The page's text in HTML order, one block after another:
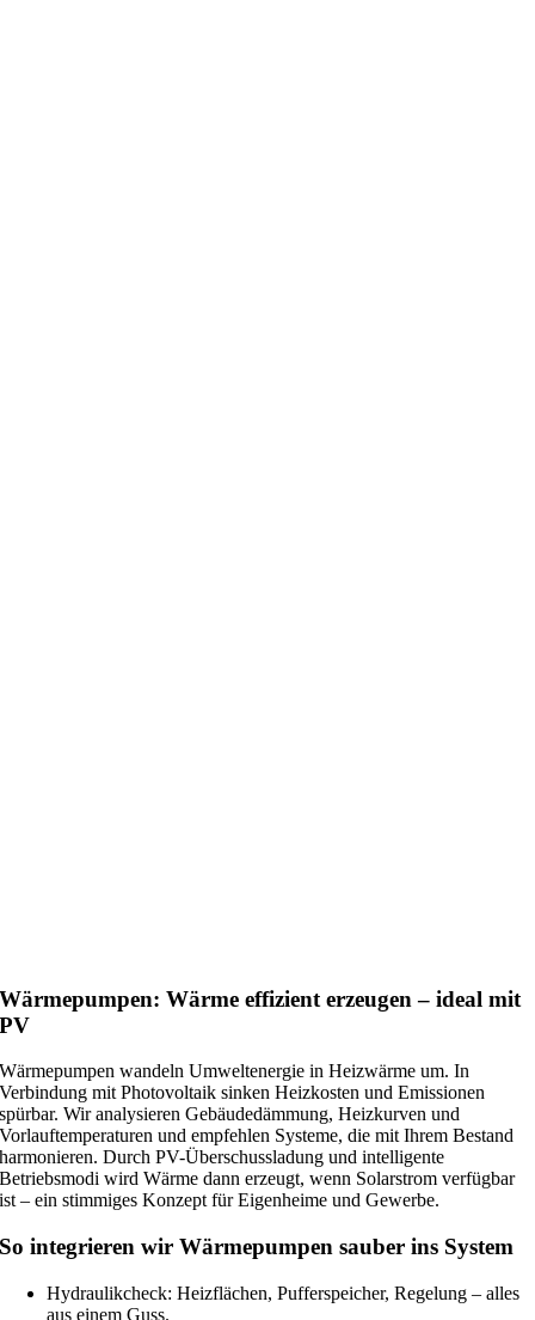
Wärmepumpen: Wärme effizient erzeugen – ideal mit
PV
Wärmepumpen wandeln Umweltenergie in Heizwärme um. In
Verbindung mit Photovoltaik sinken Heizkosten und Emissionen
spürbar. Wir analysieren Gebäudedämmung, Heizkurven und
Vorlauftemperaturen und empfehlen Systeme, die mit Ihrem Bestand
harmonieren. Durch PV-Überschussladung und intelligente
Betriebsmodi wird Wärme dann erzeugt, wenn Solarstrom verfügbar
ist – ein stimmiges Konzept für Eigenheime und Gewerbe.
So integrieren wir Wärmepumpen sauber ins System
Hydraulikcheck: Heizflächen, Pufferspeicher, Regelung – alles
aus einem Guss.